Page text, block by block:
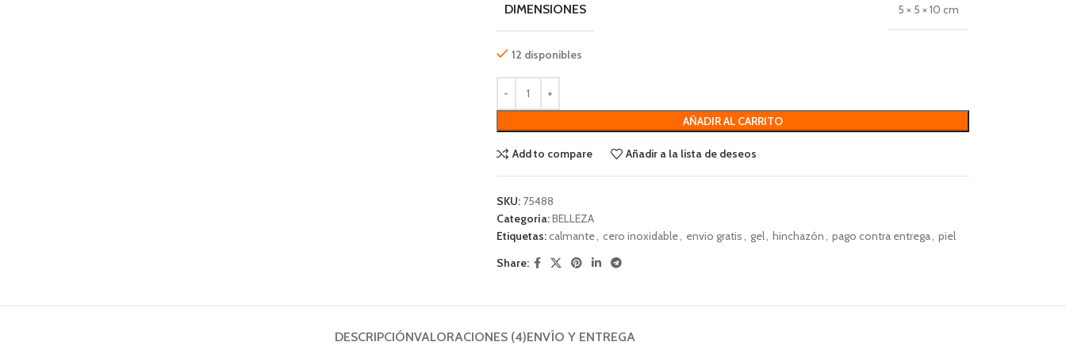
DIMENSIONES 5 × 5 × 10 cm
12 disponibles
AÑADIR AL CARRITO
Add to compare Añadir a la lista de deseos
SKU: 75488
Categoría:BELLEZA
Etiquetas:calmante cero inoxidable envio gratis gel hinchazón pago contra entrega piel
Share:
DESCRIPCIÓNVALORACIONES (4)ENVÍO Y ENTREGA